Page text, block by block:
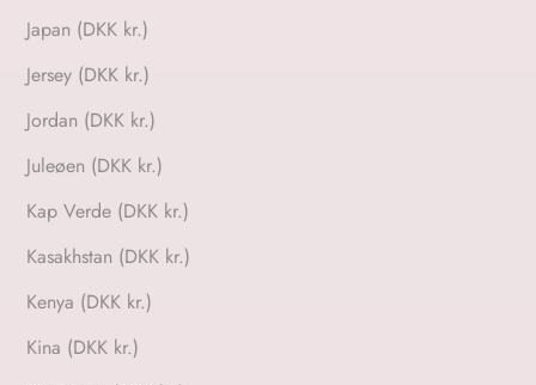
Japan (DKK kr.)
Jersey (DKK kr.)
Jordan (DKK kr.)
Juleøen (DKK kr.)
Kap Verde (DKK kr.)
Kasakhstan (DKK kr.)
Kenya (DKK kr.)
Kina (DKK kr.)